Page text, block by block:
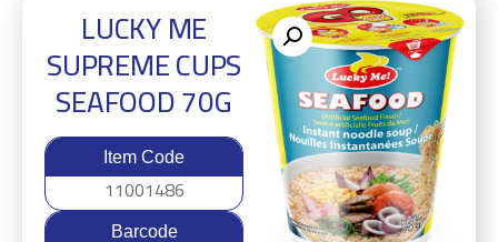
LUCKY ME
SUPREME CUPS
SEAFOOD 70G
Item Code
11001486
Barcode